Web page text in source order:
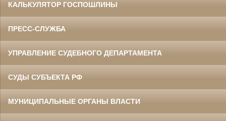
КАЛЬКУЛЯТОР ГОСПОШЛИНЫ
ПРЕСС-СЛУЖБА
УПРАВЛЕНИЕ СУДЕБНОГО ДЕПАРТАМЕНТА
СУДЫ СУБЪЕКТА РФ
МУНИЦИПАЛЬНЫЕ ОРГАНЫ ВЛАСТИ